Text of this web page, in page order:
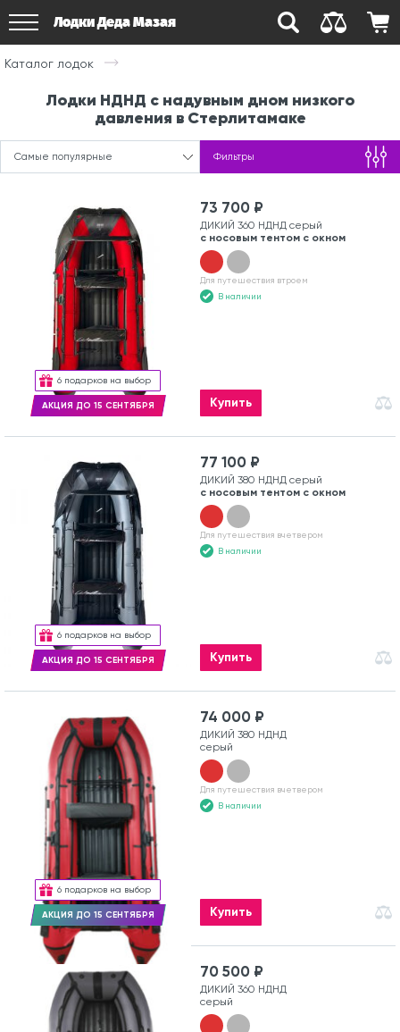
Лодки Деда Мазая
Каталог лодок
Лодки НДНД с надувным дном низкого
давления в Стерлитамаке
Самые популярные Фильтры
6 подарков на выбор
АКЦИЯ ДО 15 СЕНТЯБРЯ
73 700 ₽
ДИКИЙ 360 НДНД серый
с носовым тентом с окном
Для путешествия втроем
В наличии
Купить
6 подарков на выбор
АКЦИЯ ДО 15 СЕНТЯБРЯ
77 100 ₽
ДИКИЙ 380 НДНД серый
с носовым тентом с окном
Для путешествия вчетвером
В наличии
Купить
6 подарков на выбор
АКЦИЯ ДО 15 СЕНТЯБРЯ
74 000 ₽
ДИКИЙ 380 НДНД
серый
Для путешествия вчетвером
В наличии
Купить
70 500 ₽
ДИКИЙ 360 НДНД
серый